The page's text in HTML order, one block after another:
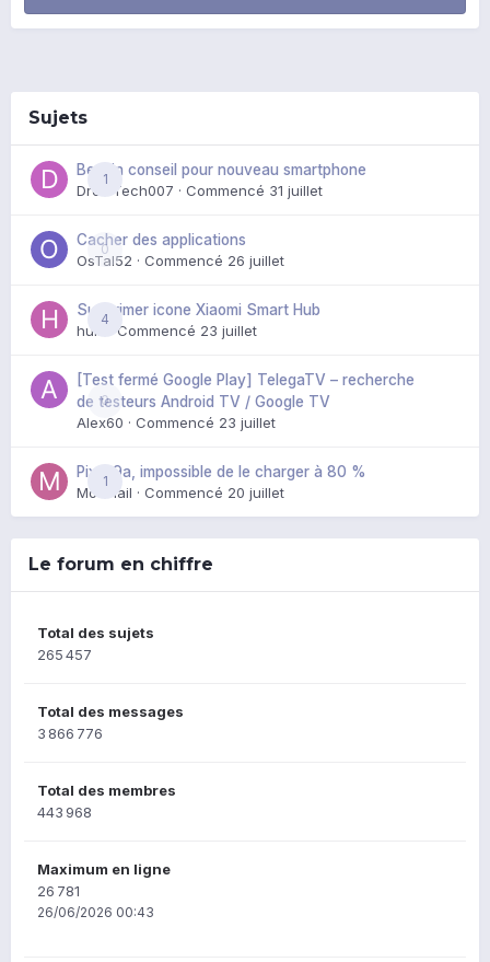
Sujets
1
Besoin conseil pour nouveau smartphone
DroidTech007 · Commencé 31 juillet
0
Cacher des applications
OsTal52 · Commencé 26 juillet
4
Supprimer icone Xiaomi Smart Hub
huik · Commencé 23 juillet
0
[Test fermé Google Play] TelegaTV – recherche
de testeurs Android TV / Google TV
Alex60 · Commencé 23 juillet
1
Pixel 9a, impossible de le charger à 80 %
Mozmail · Commencé 20 juillet
Le forum en chiffre
Total des sujets
265 457
Total des messages
3 866 776
Total des membres
443 968
Maximum en ligne
26 781
26/06/2026 00:43